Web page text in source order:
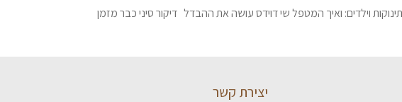
וילדים: ואיך המטפל שי דוידס עושה את ההבדל דיקור סיני כבר מזמן
יצירת קשר